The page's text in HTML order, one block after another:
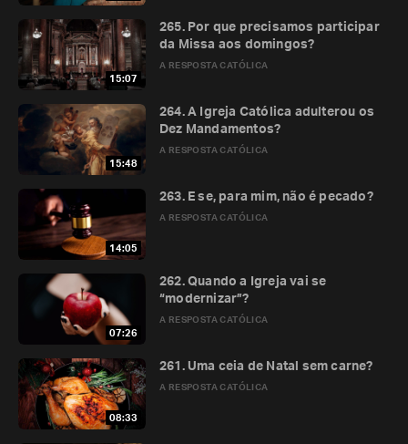
15:07
A RESPOSTA CATÓLICA
265. Por que precisamos participar
da Missa aos domingos?
15:48
A RESPOSTA CATÓLICA
264. A Igreja Católica adulterou os
Dez Mandamentos?
14:05
A RESPOSTA CATÓLICA
263. E se, para mim, não é pecado?
07:26
A RESPOSTA CATÓLICA
262. Quando a Igreja vai se
“modernizar”?
08:33
A RESPOSTA CATÓLICA
261. Uma ceia de Natal sem carne?